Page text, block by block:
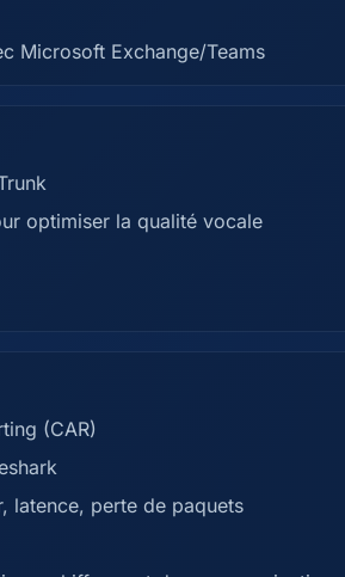
Microsoft Exchange/Teams
optimiser la qualité vocale
(CAR)
latence, perte de paquets